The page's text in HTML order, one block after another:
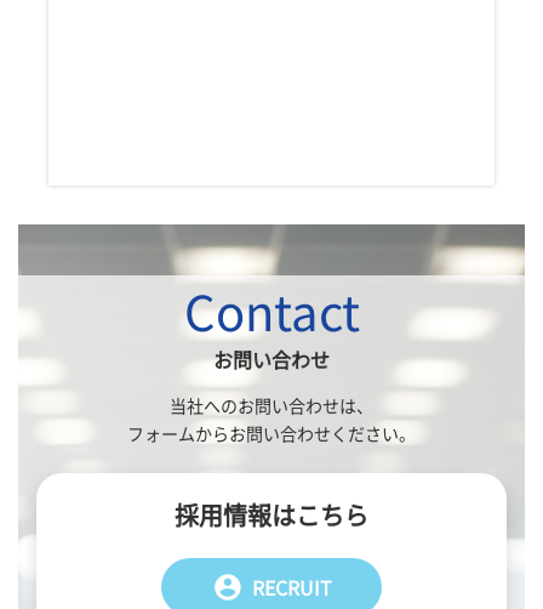
お問い合わせ
Contact
当社へのお問い合わせは、
フォームからお問い合わせください。
採用情報はこちら
account_circle RECRUIT